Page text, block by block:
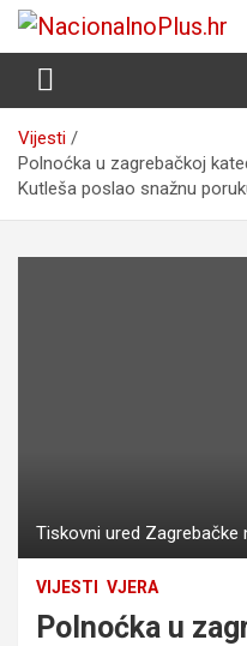
Skip
Nacija želi znati više
Vijesti
Polnoćka u zagrebačkoj
Kutleša poslao snažnu
Tiskovni ured Zagrebačke
VIJESTI VJERA
Polnoćka u